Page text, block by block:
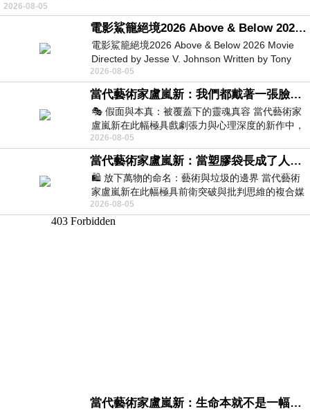
2026-08-05
電影鯊籠絕境2026 Above & Below 2026 Movie
電影鯊籠絕境2026 Above & Below 2026 Movie
Directed by Jesse V. Johnson Written by Tony
Giordano Starring Laura Maran
2026-08-05
當代藝術家盧嵐新：我們都戴著一張臉，可真正的自己，總藏在那些被塗抹、被覆蓋的痕跡裡
🎭 假面與本真：被覆蓋下的靈魂真容 當代藝術家
盧嵐新在此幅極具戲劇張力與心理深度的新作中，
運用質感豐富的紙材肌理、墨痕與大膽的
2026-08-05
當代藝術家盧嵐新：當塑膠袋長成了人的模樣，我們的目光是否學會了放下偏見？
🛍️ 放下萬物的命名：藝術與垃圾的邊界 當代藝術
家盧嵐新在此幅極具前衛突破與批判思維的複合媒
材新作中，直接將被大眾定義為廢棄物
2026-08-05
當代藝術家盧嵐新：生命本就不是一幅能被定義的肖像，在混亂與交疊中拼湊完整的靈魂